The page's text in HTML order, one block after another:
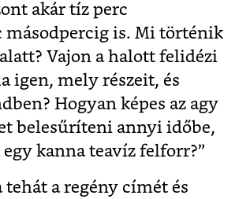
akár tíz perc
is. Mi történik
Vajon a halott felidézi
igen, mely részeit, és
Hogyan képes az agy
belesűríteni annyi időbe,
kanna teavíz felforr?”
tehát a regény címét és